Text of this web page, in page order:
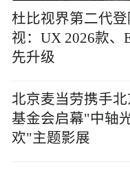
杜比视界第二代
视：UX 2026款、
先升级
北京麦当劳携手
基金会启幕"中轴
欢"主题影展